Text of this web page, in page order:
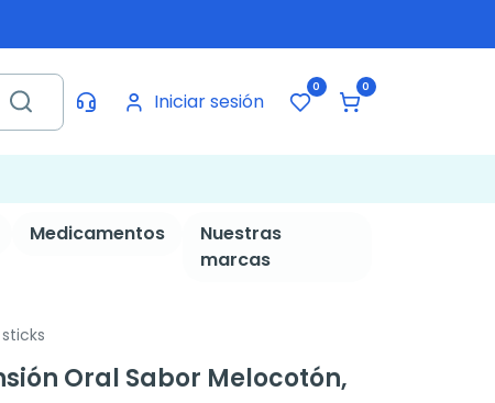
Iniciar sesión
0 0
Medicamentos
Nuestras
marcas
Oral Sabor Melocotón,